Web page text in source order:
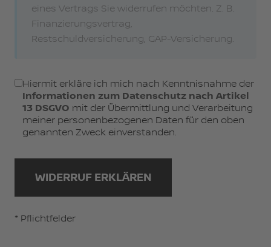
eines Vertrags Sie widerrufen möchten. Z. B.
Finanzierungsvertrag,
Restschuldversicherung, GAP-Versicherung.
Hiermit erkläre ich mich nach Kenntnisnahme der
Informationen zum Datenschutz nach Artikel
13 DSGVO mit der Übermittlung und Verarbeitung
meiner personenbezogenen Daten für den oben
genannten Zweck einverstanden.
WIDERRUF ERKLÄREN
* Pflichtfelder